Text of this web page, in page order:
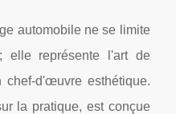
automobile ne se limite
elle représente l'art de
chef-d'œuvre esthétique.
la pratique, est conçue